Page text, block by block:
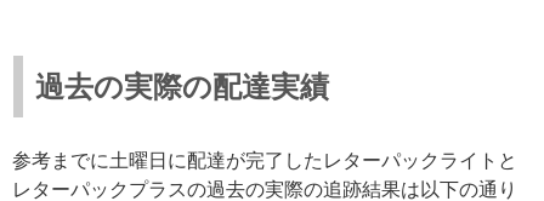
過去の実際の配達実績
参考までに土曜日に配達が完了したレターパックライトと
レターパックプラスの過去の実際の追跡結果は以下の通り